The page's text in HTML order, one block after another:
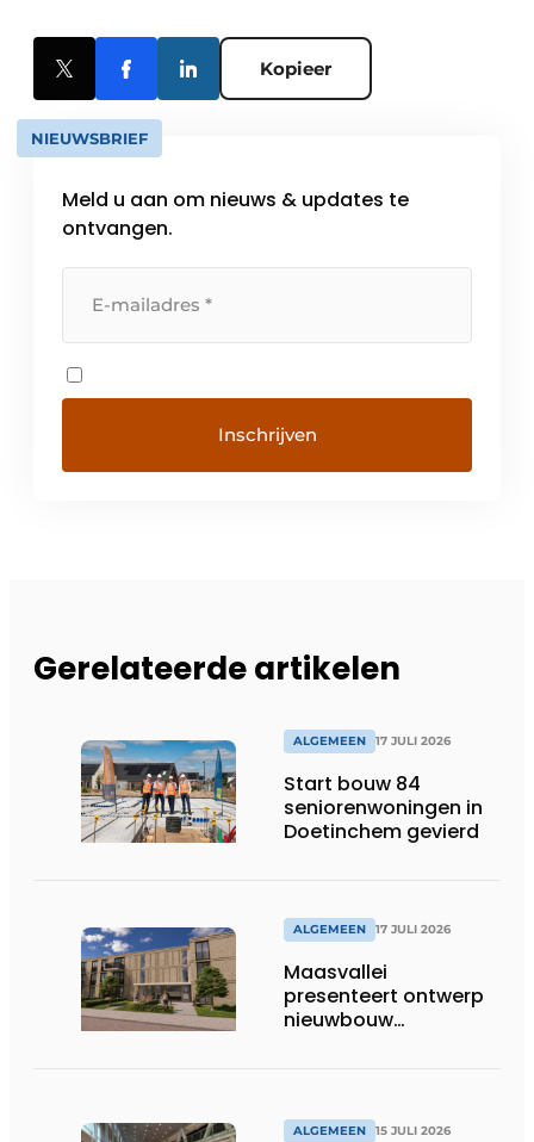
Kopieer
NIEUWSBRIEF
Meld u aan om nieuws & updates te
ontvangen.
Gerelateerde artikelen
ALGEMEEN 17 JULI 2026
Start bouw 84
seniorenwoningen in
Doetinchem gevierd
ALGEMEEN 17 JULI 2026
Maasvallei
presenteert ontwerp
nieuwbouw
ALGEMEEN 15 JULI 2026